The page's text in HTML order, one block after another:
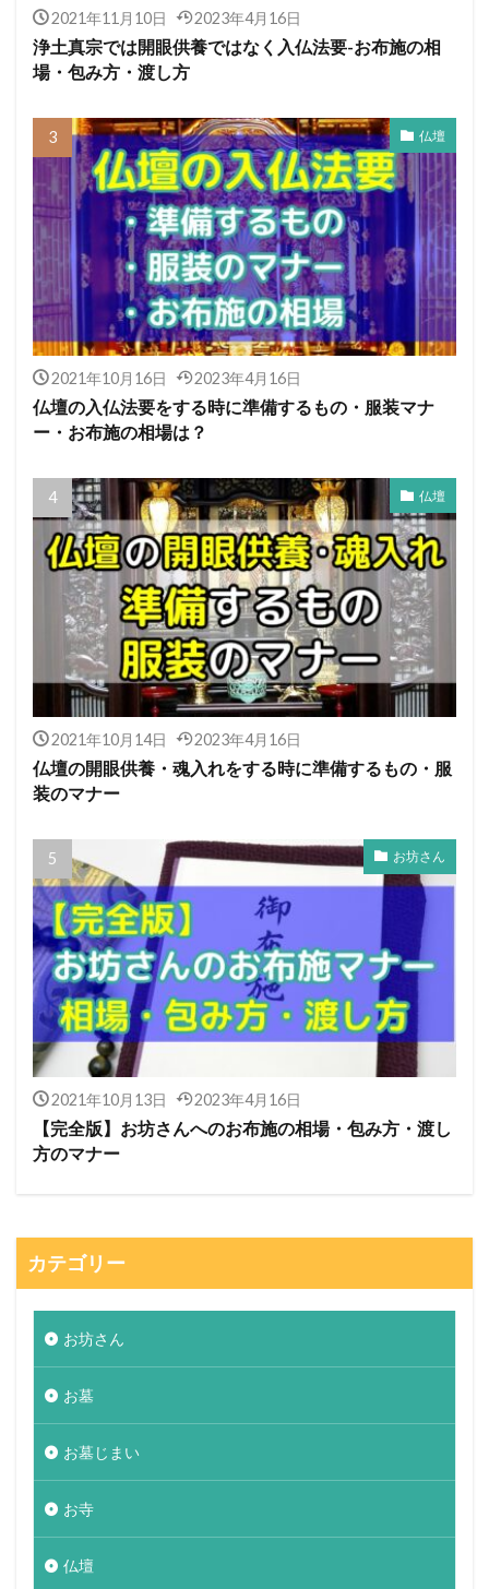
2021年11月10日 2023年4月16日
浄土真宗では開眼供養ではなく入仏法要-お布施の相
場・包み方・渡し方
仏壇
2021年10月16日 2023年4月16日
仏壇の入仏法要をする時に準備するもの・服装マナ
ー・お布施の相場は？
仏壇
2021年10月14日 2023年4月16日
仏壇の開眼供養・魂入れをする時に準備するもの・服
装のマナー
お坊さん
2021年10月13日 2023年4月16日
【完全版】お坊さんへのお布施の相場・包み方・渡し
方のマナー
カテゴリー
お坊さん
お墓
お墓じまい
お寺
仏壇